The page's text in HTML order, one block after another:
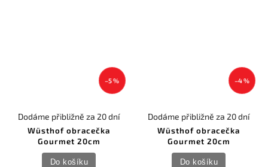
–5 %
Wüsthof obracečka
Gourmet 20cm
Dodáme přibližně za 20 dní
Do košíku
–4 %
Wüsthof obracečka
Gourmet 20cm
Dodáme přibližně za 20 dní
Do košíku